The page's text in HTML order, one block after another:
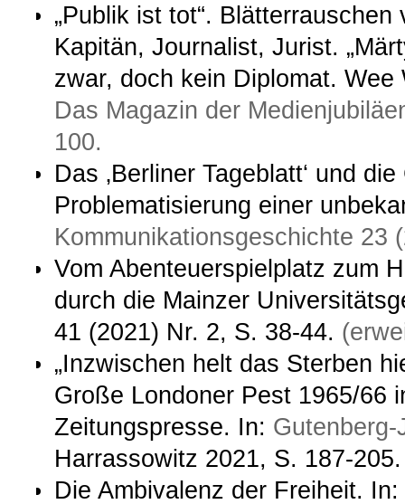
„Publik ist tot“.
Kapitän, Journalist, Jurist.
zwar, doch kein Diplomat.
Das Magazin der
100.
Das ‚Berliner Tageblatt‘ und
Problematisierung einer
Kommunikationsgeschichte 23
Vom Abenteuerspielplatz zum
durch die Mainzer
41 (2021) Nr. 2, S. 38-44.
„Inzwischen helt das Sterben
Große Londoner Pest 1965/66
Zeitungspresse. In:
Harrassowitz 2021, S. 187-205.
Die Ambivalenz der Freiheit.